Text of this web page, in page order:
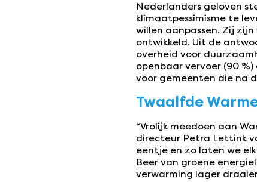
Nederlanders geloven
klimaatpessimisme te
willen aanpassen. Zij
ontwikkeld. Uit de
overheid voor
openbaar vervoer (90
voor gemeenten die na
Twaalfde
“Vrolijk meedoen aan
directeur Petra Lettink
eentje en zo laten we
Beer van groene
verwarming lager